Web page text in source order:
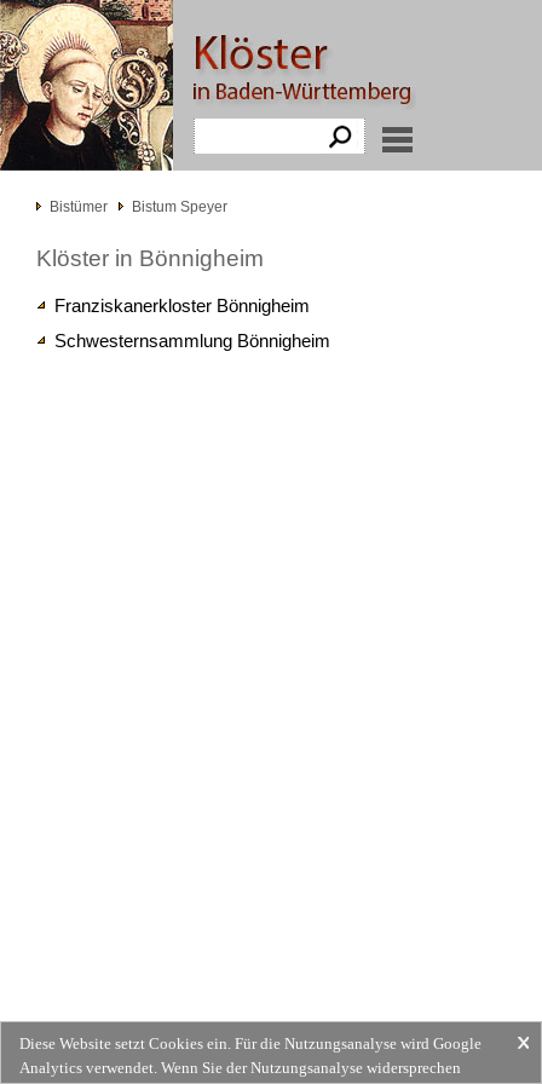
Bistümer Bistum Speyer
Klöster in Bönnigheim
Franziskanerkloster Bönnigheim
Schwesternsammlung Bönnigheim
Diese Website setzt Cookies ein. Für die Nutzungsanalyse wird Google
Analytics verwendet. Wenn Sie der Nutzungsanalyse widersprechen